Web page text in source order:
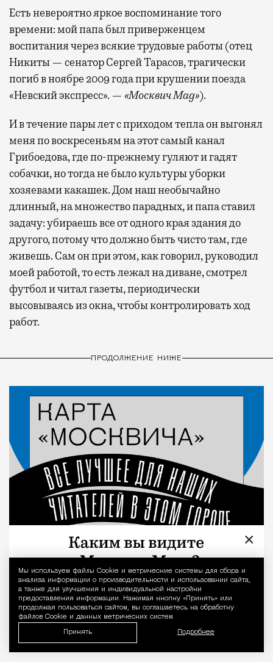
Уведомление
Мы используем файлы Сookie и метрические системы для сбора и
анализа информации о производительности и использовании сайта,
а также для улучшения и индивидуальной настройки
предоставления информации. Нажимая кнопку «Принять» или
продолжая пользоваться сайтом, вы соглашаетесь на обработку
файлов Cookie и данных метрических систем.
Принять Подробнее
Лаунжи доступны на Ленинградском,
Павелецком, Казанском, Ярославском
Попасть в бизнес-залы
могут держатели карт Mir Supreme. Причем
не только в столице. Всего доступно более
1000 бизнес-залов по всему миру.
Есть невероятно яркое воспоминание того
времени: мой папа был приверженцем
воспитания через всякие трудовые работы (отец
Никиты — сенатор Сергей Тарасов, трагически
погиб в ноябре 2009 года при крушении поезда
«Невский экспресс». — «Москвич Mag»).
И в течение пары лет с приходом тепла он выгонял
меня по воскресеньям на этот самый канал
Грибоедова, где по-прежнему гуляют и гадят
собачки, но тогда не было культуры уборки
хозяевами какашек. Дом наш необычайно
длинный, на множество парадных, и папа ставил
задачу: убираешь все от одного края здания до
другого, потому что должно быть чисто там, где
живешь. Сам он при этом, как говорил, руководил
моей работой, то есть лежал на диване, смотрел
футбол и читал газеты, периодически
высовываясь из окна, чтобы контролировать ход
работ.
ПРОДОЛЖЕНИЕ НИЖЕ
×